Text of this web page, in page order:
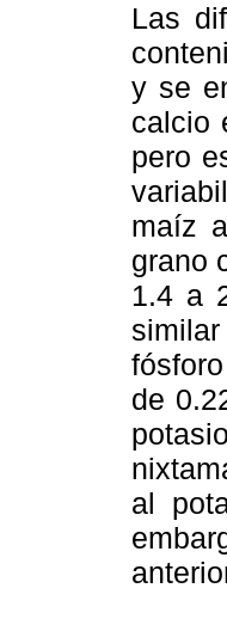
Las
y se
calcio
pero
maíz
grano
1.4 a
de
al